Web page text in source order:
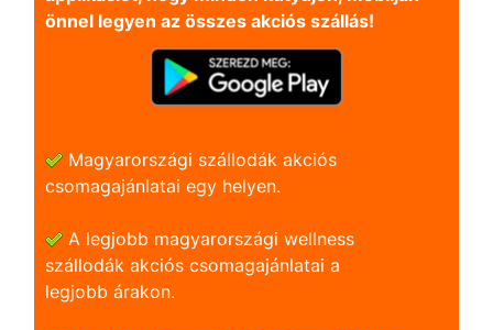
önnel legyen az összes akciós szállás!
Magyarországi szállodák akciós
csomagajánlatai egy helyen.
A legjobb magyarországi wellness
szállodák akciós csomagajánlatai a
legjobb árakon.